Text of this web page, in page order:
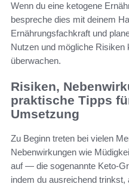
Wenn du eine ketogene
bespreche dies mit deinem
Ernährungsfachkraft und
Nutzen und mögliche Risiken
überwachen.
Risiken,
praktische Tipps
Umsetzung
Zu Beginn treten bei vielen
Nebenwirkungen wie
auf — die sogenannte
indem du ausreichend